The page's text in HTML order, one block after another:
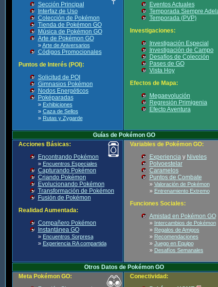
Sección Principal
Interfaz de Uso
Colección de Pokémon
Tienda de Pokémon GO
Música de Pokémon GO
Arte de Pokémon GO
» Arte de Aniversarios
Códigos Promocionales
Puntos de Interés (POI):
Solicitud de POI
Gimnasios Pokémon
Nodos Energéticos
Poképaradas
» Exhibiciones
» Caza de Sellos
» Rutas y Zygarde
Eventos Actuales
Temporada Siempre
Temporada (PVP)
Investigaciones:
Investigación Especial
Investigación de Campo
Desafíos de Colección
Pases de GO
Vista Hoy
Efectos de Mapa:
Megaevolución
Regresión Primigenia
Efecto Aventura
Guías de Pokémon GO
Acciones Básicas:
Encontrando Pokémon
» Encuentros Especiales
Capturando Pokémon
Criando Pokémon
Evolucionando Pokémon
Transformación de Pokémon
Fusión de Pokémon
Realidad Aumentada:
Compañero Pokémon
Instantánea GO
» Encuentros Sorpresa
» Experiencia RA compartida
Variables de Pokémon GO:
Experienciay Niveles
Polvoestelar
Caramelos
Puntos de Combate
» Valoración de Pokémon
» Entrenamiento Extremo
Funciones Sociales:
Amistad en Pokémon GO
» Intercambios de Pokémon
» Regalos de Amigos
» Recomendaciones
» Juego en Equipo
» Desafíos Semanales
Otros Datos de Pokémon GO
Meta Pokémon GO:
Conectividad: